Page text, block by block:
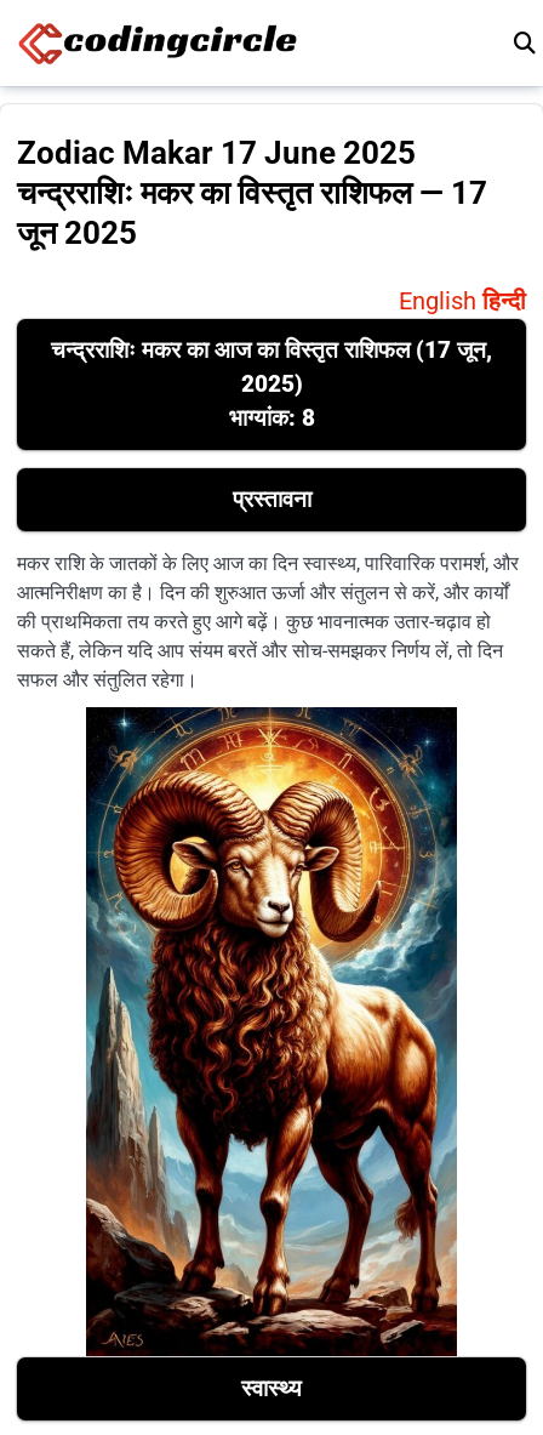
Zodiac Makar 17 June 2025
चन्द्रराशिः मकर का विस्तृत राशिफल — 17
जून 2025
English हिन्दी
चन्द्रराशिः मकर का आज का विस्तृत राशिफल (17 जून,
2025)
भाग्यांक: 8
प्रस्तावना
मकर राशि के जातकों के लिए आज का दिन स्वास्थ्य, पारिवारिक परामर्श, और
आत्मनिरीक्षण का है। दिन की शुरुआत ऊर्जा और संतुलन से करें, और कार्यों
की प्राथमिकता तय करते हुए आगे बढ़ें। कुछ भावनात्मक उतार-चढ़ाव हो
सकते हैं, लेकिन यदि आप संयम बरतें और सोच-समझकर निर्णय लें, तो दिन
सफल और संतुलित रहेगा।
स्वास्थ्य